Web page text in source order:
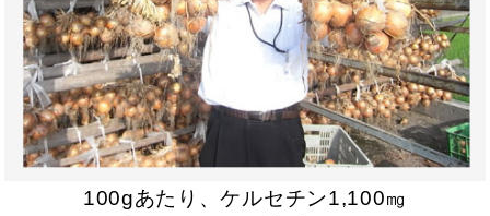
100gあたり、ケルセチン1,100㎎